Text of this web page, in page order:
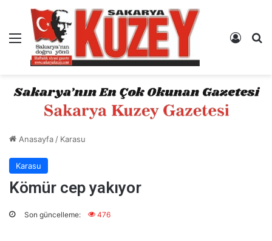
Menü Kayıt
Anasayfa/ Karasu
Karasu
Kömür cep yakıyor
Son güncelleme: 476